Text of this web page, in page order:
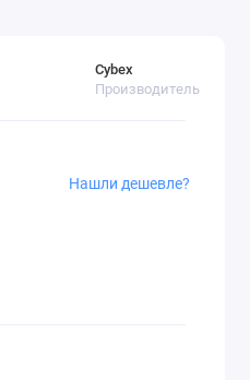
Cybex
Производитель
Нашли дешевле?